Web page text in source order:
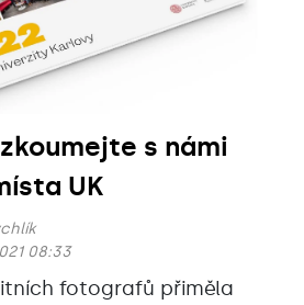
s námi
UK
08:33
fotografů přiměla